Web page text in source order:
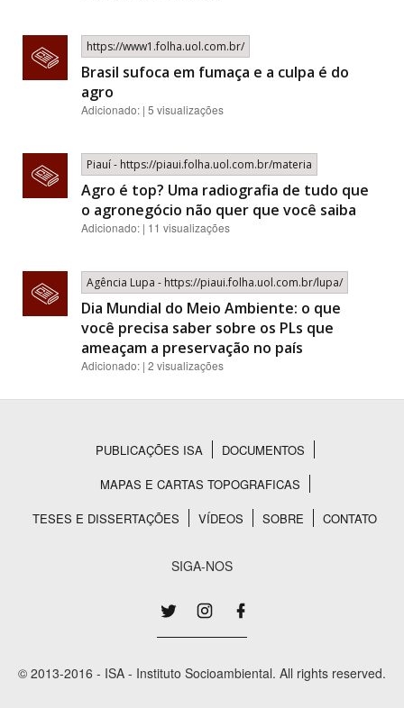
https://www1.folha.uol.com.br/
Brasil sufoca em fumaça e a culpa é do
agro
Adicionado: | 5 visualizações
Piauí - https://piaui.folha.uol.com.br/materia
Agro é top? Uma radiografia de tudo que
o agronegócio não quer que você saiba
Adicionado: | 11 visualizações
Agência Lupa - https://piaui.folha.uol.com.br/lupa/
Dia Mundial do Meio Ambiente: o que
você precisa saber sobre os PLs que
ameaçam a preservação no país
Adicionado: | 2 visualizações
Rodapé
PUBLICAÇÕES ISA
DOCUMENTOS
MAPAS E CARTAS TOPOGRAFICAS
TESES E DISSERTAÇÕES
VÍDEOS SOBRE CONTATO
SIGA-NOS
© 2013-2016 - ISA - Instituto Socioambiental. All rights reserved.